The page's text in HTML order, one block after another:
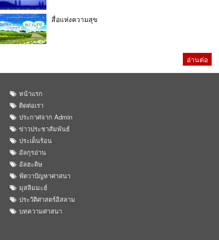
สื่อแห่งความสุข
อ่านต่อ
หน้าแรก
ติดต่อเรา
ประกาศจาก Admin
ข่าวประชาสัมพันธ์
ประเด็นร้อน
อัลกุรอ่าน
อัลฮะดิษ
ฟัตวาปัญหาศาสนา
มุสลิมมะฮ์
ประวัติศาสตร์อิสลาม
บทความศาสนา